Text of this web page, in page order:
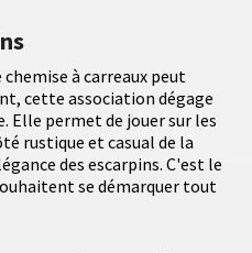
à carreaux peut
cette association dégage
Elle permet de jouer sur les
rustique et casual de la
des escarpins. C'est le
se démarquer tout